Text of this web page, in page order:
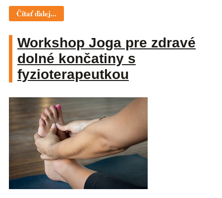
Čítať ďalej...
Workshop Joga pre zdravé
dolné končatiny s
fyzioterapeutkou